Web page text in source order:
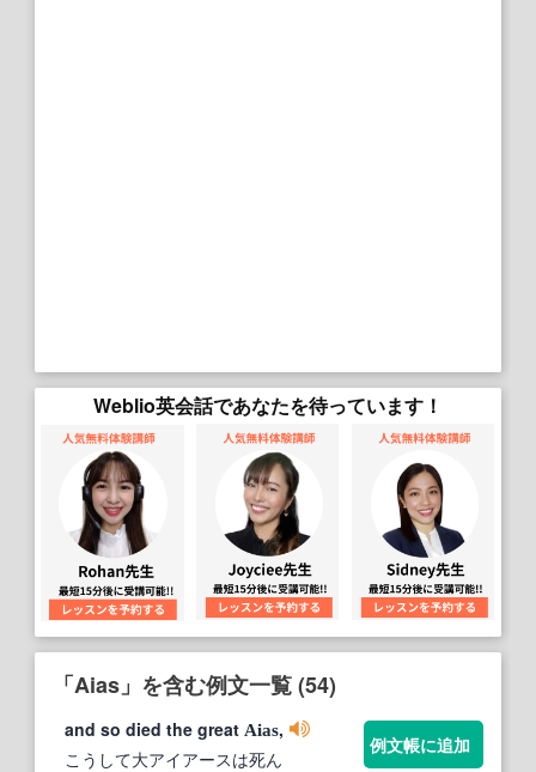
Weblio英会話であなたを待っています！
「Aias」を含む例文一覧 (54)
and so died the great Aias,
こうして大アイアースは死ん
例文帳に追加